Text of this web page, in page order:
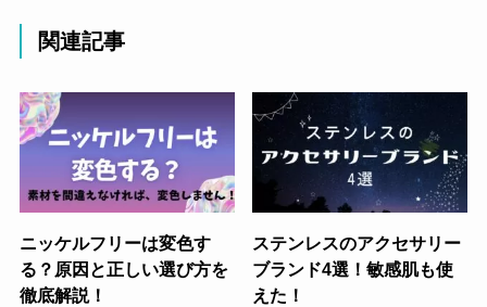
関連記事
ニッケルフリーは変色す
る？原因と正しい選び方を
徹底解説！
ステンレスのアクセサリー
ブランド4選！敏感肌も使
えた！